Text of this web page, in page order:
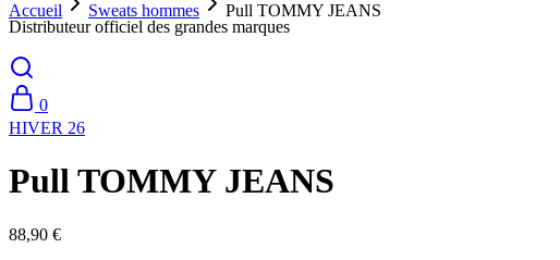
Distributeur officiel des grandes marques
0
Accueil Sweats hommes Pull TOMMY JEANS
HIVER 26
Pull TOMMY JEANS
88,90 €